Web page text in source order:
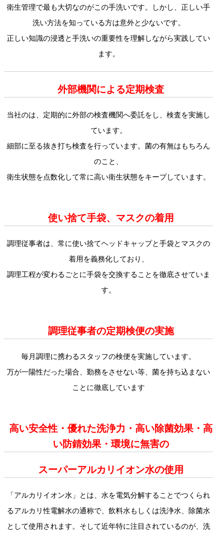
衛生管理で最も大切なのがこの手洗いです。しかし、正しい手
洗い方法を知っている方は意外と少ないです。
正しい知識の浸透と手洗いの重要性を理解しながら実践してい
ます。
外部機関による定期検査
当社のは、定期的に外部の検査機関へ委託をし、検査を実施し
ています。
細部に至る抜き打ち検査を行っています。菌の有無はもちろん
のこと、
衛生状態を点数化して常に高い衛生状態をキープしています。
使い捨て手袋、マスクの着用
調理従事者は、常に使い捨てヘッドキャップと手袋とマスクの
着用を義務化しており、
調理工程が変わるごとに手袋を交換することを徹底させていま
す。
調理従事者の定期検便の実施
毎月調理に携わるスタッフの検便を実施しています。
万が一陽性だった場合、勤務をさせない等、菌を持ち込まない
ことに徹底しています
高い安全性・優れた洗浄力・高い除菌効果・高
い防錆効果・環境に無害の
スーパーアルカリイオン水の使用
「アルカリイオン水」とは、水を電気分解することでつくられ
るアルカリ性電解水の通称で、飲料水もしくは洗浄水、除菌水
として使用されます。そして近年特に注目されているのが、洗